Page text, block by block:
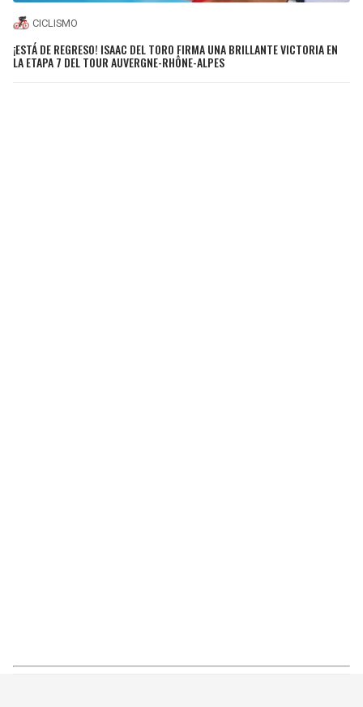
CICLISMO
¡ESTÁ DE REGRESO! ISAAC DEL TORO FIRMA UNA BRILLANTE VICTORIA EN
LA ETAPA 7 DEL TOUR AUVERGNE-RHÔNE-ALPES